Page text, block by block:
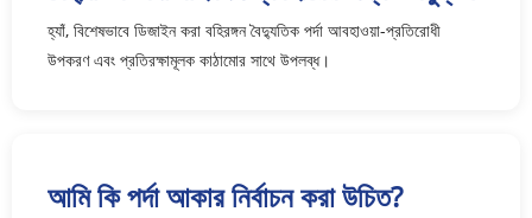
হ্যাঁ, বিশেষভাবে ডিজাইন করা বহিরঙ্গন বৈদ্যুতিক পর্দা আবহাওয়া-প্রতিরোধী
উপকরণ এবং প্রতিরক্ষামূলক কাঠামোর সাথে উপলব্ধ।
আমি কি পর্দা আকার নির্বাচন করা উচিত?